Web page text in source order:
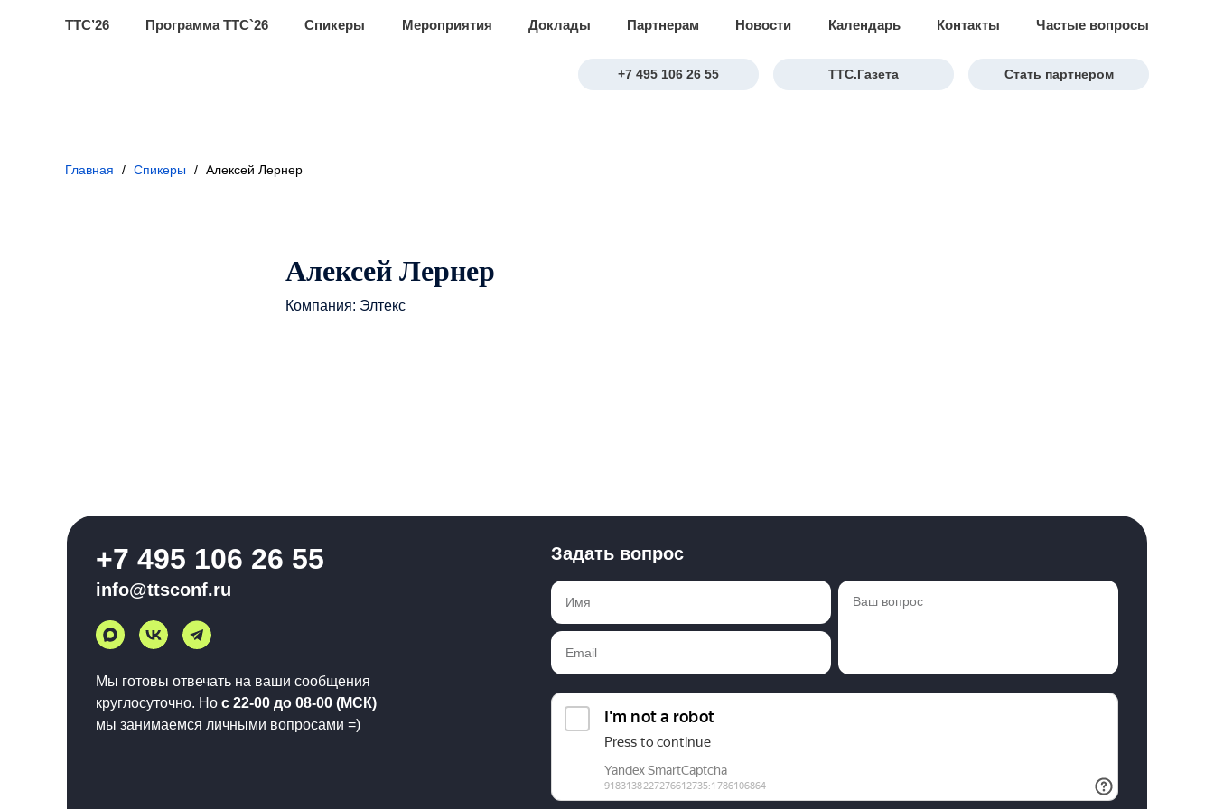
Стать партнером
ТТС.Газета
+7 495 106 26 55
ТТС’26 Программа ТТС`26 Спикеры Мероприятия Доклады Партнерам Новости Календарь Контакты Частые вопросы
Главная / Спикеры / Алексей Лернер
Алексей Лернер
Компания: Элтекс
+7 495 106 26 55
info@ttsconf.ru
Мы готовы отвечать на ваши сообщения
круглосуточно. Но с 22-00 до 08-00 (МСК)
мы занимаемся личными вопросами =)
Задать вопрос